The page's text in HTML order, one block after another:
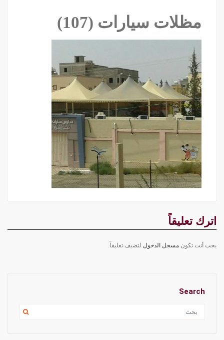
مظلات سيارات (107)
اترك تعليقاً
يجب أنت تكون مسجل الدخول لتضيف تعليقاً.
Search